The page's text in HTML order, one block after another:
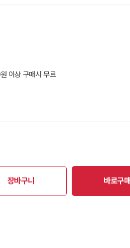
이상 구매시 무료
장바구니 바로구